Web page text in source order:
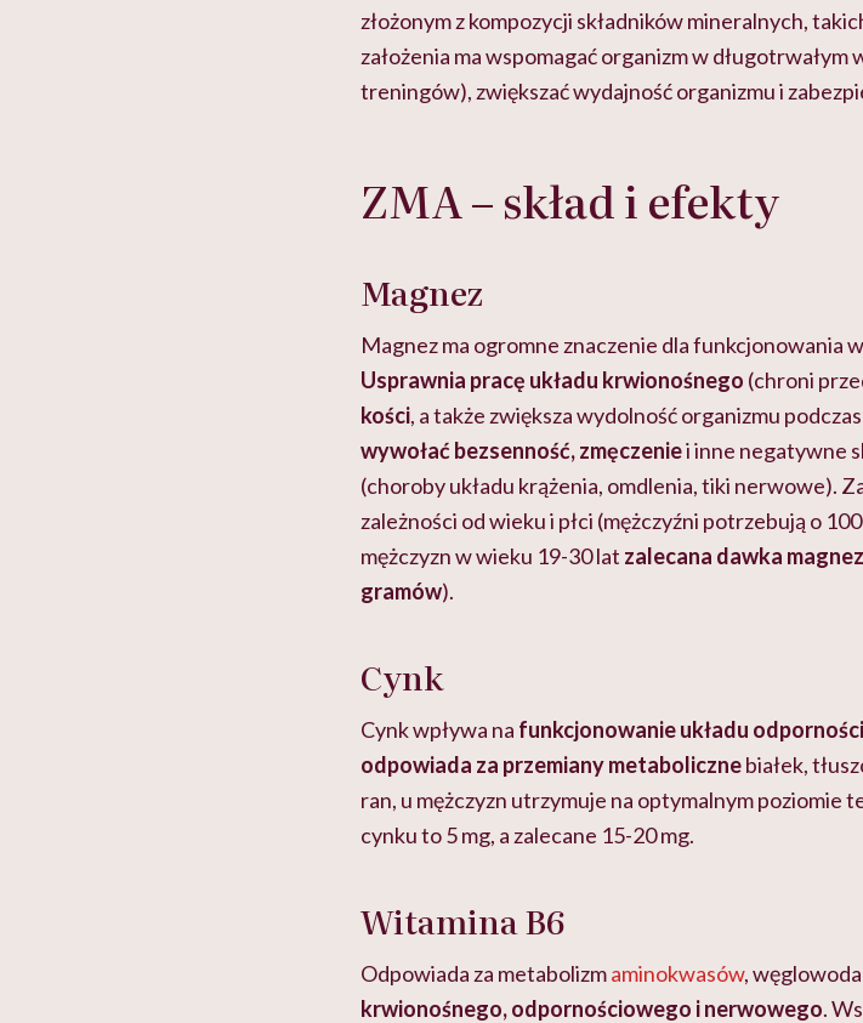
złożonym z kompozycji składników mineralnych,
założenia ma wspomagać organizm w
treningów), zwiększać wydajność organizmu i
ZMA – skład i efekty
Magnez
Magnez ma ogromne znaczenie dla funkcjonowania
Usprawnia pracę układu krwionośnego (chroni
kości, a także zwiększa wydolność organizmu
wywołać bezsenność, zmęczeniei inne negatywne
(choroby układu krążenia, omdlenia, tiki nerwowe).
zależności od wieku i płci (mężczyźni potrzebują o
mężczyzn w wieku 19-30 lat zalecana dawka
gramów).
Cynk
Cynk wpływa na funkcjonowanie układu
odpowiada za przemiany metabolicznebiałek,
ran, u mężczyzn utrzymuje na optymalnym poziomie
cynku to 5 mg, a zalecane 15-20 mg.
Witamina B6
Odpowiada za metabolizmaminokwasów,
krwionośnego, odpornościowego i nerwowego.